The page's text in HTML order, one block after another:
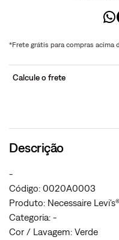
*Frete grátis para compras acima
Calcule o frete
Descrição
-
Código: 0020A0003
Produto: Necessaire
Categoria: -
Cor / Lavagem: Verde